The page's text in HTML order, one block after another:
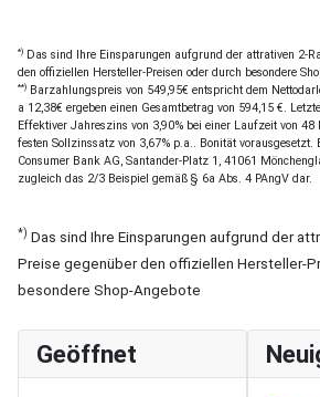
*) Das sind Ihre Einsparungen aufgrund der attrativen 2-
den offiziellen Hersteller-Preisen oder durch besondere
**) Barzahlungspreis von 549,95€ entspricht dem
a 12,38€ ergeben einen Gesamtbetrag von 594,15 €.
Effektiver Jahreszins von 3,90% bei einer Laufzeit von 48
festen Sollzinssatz von 3,67% p.a.. Bonität vorausgesetzt.
Consumer Bank AG, Santander-Platz 1, 41061
zugleich das 2/3 Beispiel gemäß § 6a Abs. 4 PAngV dar.
*) Das sind Ihre Einsparungen aufgrund der
Preise gegenüber den offiziellen Hersteller-
besondere Shop-Angebote
Geöffnet